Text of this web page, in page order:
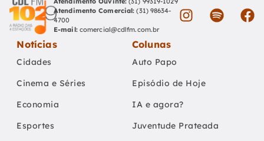
Atendimento Comercial: (31) 98634-
4700
E-mail: comercial@cdlfm.com.br
Notícias
Cidades
Cinema e Séries
Economia
Esportes
Colunas
Auto Papo
Episódio de Hoje
IA e agora?
Juventude Prateada